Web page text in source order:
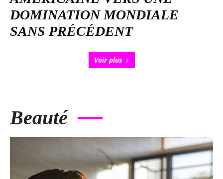
DOMINATION MONDIALE
SANS PRÉCÉDENT
Voir plus
Beauté